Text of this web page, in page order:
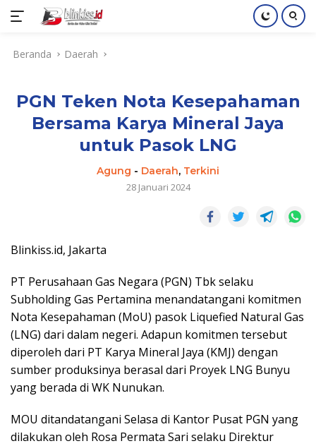
Beranda Daerah
PGN Teken Nota Kesepahaman
Bersama Karya Mineral Jaya
untuk Pasok LNG
Agung - Daerah, Terkini
28 Januari 2024
Blinkiss.id, Jakarta
PT Perusahaan Gas Negara (PGN) Tbk selaku
Subholding Gas Pertamina menandatangani komitmen
Nota Kesepahaman (MoU) pasok Liquefied Natural Gas
(LNG) dari dalam negeri. Adapun komitmen tersebut
diperoleh dari PT Karya Mineral Jaya (KMJ) dengan
sumber produksinya berasal dari Proyek LNG Bunyu
yang berada di WK Nunukan.
MOU ditandatangani Selasa di Kantor Pusat PGN yang
dilakukan oleh Rosa Permata Sari selaku Direktur